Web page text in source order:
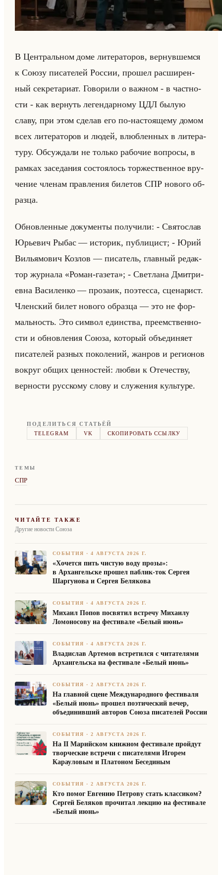
В Цен­тральном доме ли­те­ра­то­ров, вер­нув­шем­ся
к Союзу пи­са­те­лей Рос­сии, про­шел рас­ши­рен­
ный сек­ре­та­ри­ат. Го­во­ри­ли о важ­ном - в част­но­
сти - как вер­нуть ле­ген­дар­но­му ЦДЛ былую
славу, при этом сде­лав его по-на­сто­яще­му домом
всех ли­те­ра­то­ров и людей, влюб­лен­ных в ли­те­ра­
ту­ру. Об­суж­да­ли не только ра­бо­чие во­про­сы, в
рам­ках за­се­да­ния со­сто­ялось тор­же­ствен­ное вру­
че­ние чле­нам прав­ле­ния би­ле­тов СПР но­во­го об­
раз­ца.
Об­нов­лен­ные до­ку­мен­ты по­лу­чи­ли: - Свя­то­слав
Юрье­вич Рыбас — ис­то­рик, пуб­ли­цист; - Юрий
Ви­лья­мо­вич Коз­лов — пи­са­тель, глав­ный ре­дак­
тор жур­на­ла «Роман-газета»; - Свет­ла­на Дмит­ри­
ев­на Ва­си­лен­ко — про­за­ик, по­этес­са, сце­на­рист.
Член­ский билет но­во­го об­раз­ца — это не фор­
мальность. Это сим­вол един­ства, пре­ем­ствен­но­
сти и об­нов­ле­ния Союза, ко­то­рый объеди­ня­ет
пи­са­те­лей раз­ных по­ко­ле­ний, жан­ров и ре­ги­онов
во­круг общих цен­но­стей: любви к Оте­че­ству,
вер­но­сти рус­ско­му слову и слу­же­ния культу­ре.
ПОДЕЛИТЬСЯ СТАТЬЁЙ
TELEGRAM
VK СКОПИРОВАТЬ ССЫЛКУ
ТЕМЫ
СПР
ЧИТАЙТЕ ТАКЖЕ
Другие новости Союза
СОБЫТИЯ ·4 АВГУСТА 2026 Г.
«Хочется пить чистую воду прозы»:
в Архангельске прошел паблик-ток Сергея
Шаргунова и Сергея Белякова
СОБЫТИЯ ·4 АВГУСТА 2026 Г.
Михаил Попов посвятил встречу Михаилу
Ломоносову на фестивале «Белый июнь»
СОБЫТИЯ ·4 АВГУСТА 2026 Г.
Владислав Артемов встретился с читателями
Архангельска на фестивале «Белый июнь»
СОБЫТИЯ ·2 АВГУСТА 2026 Г.
На главной сцене Международного фестиваля
«Белый июнь» прошел поэтический вечер,
объединивший авторов Союза писателей России
СОБЫТИЯ ·2 АВГУСТА 2026 Г.
На II Марийском книжном фестивале пройдут
творческие встречи с писателями Игорем
Карауловым и Платоном Бесединым
СОБЫТИЯ ·2 АВГУСТА 2026 Г.
Кто помог Евгению Петрову стать классиком?
Сергей Беляков прочитал лекцию на фестивале
«Белый июнь»